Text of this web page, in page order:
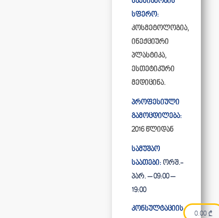
სფერო:
კოსმეტოლოგია,
ინექციური
პლასტიკა,
ესთეტიკური
მედიცინა.
პროფესიული
გამოცდილება:
2016 წლიდან
სამუშაო
საათები: ორშ.-
პარ. – 09:00 –
19:00
კონსულტაციის
0.00 ₾